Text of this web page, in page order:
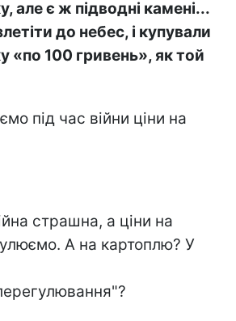
але є ж підводні камені...
до небес, і купували
«по 100 гривень», як той
під час війни ціни на
страшна, а ціни на
А на картоплю? У